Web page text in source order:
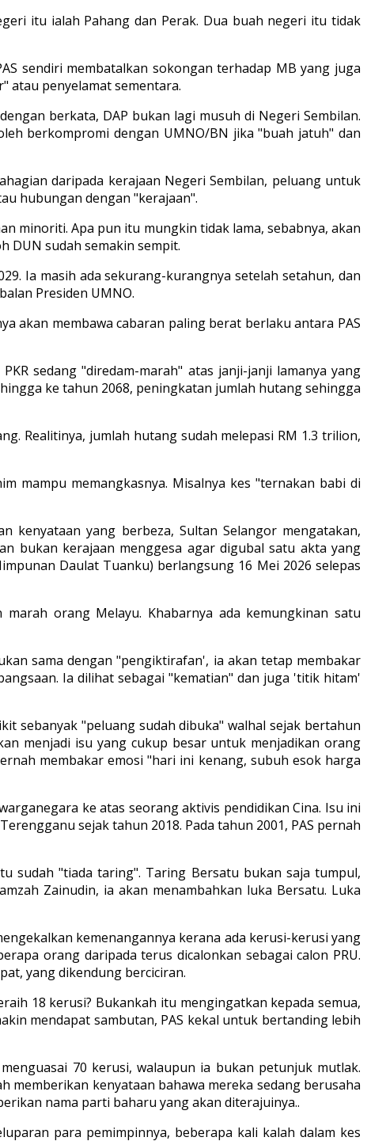
itu ialah Pahang dan Perak. Dua buah negeri itu tidak
sendiri membatalkan sokongan terhadap MB yang juga
atau penyelamat sementara.
berkata, DAP bukan lagi musuh di Negeri Sembilan.
berkompromi dengan UMNO/BN jika "buah jatuh" dan
daripada kerajaan Negeri Sembilan, peluang untuk
hubungan dengan "kerajaan".
minoriti. Apa pun itu mungkin tidak lama, sebabnya, akan
DUN sudah semakin sempit.
Ia masih ada sekurang-kurangnya setelah setahun, dan
Presiden UMNO.
akan membawa cabaran paling berat berlaku antara PAS
sedang "diredam-marah" atas janji-janji lamanya yang
ke tahun 2068, peningkatan jumlah hutang sehingga
Realitinya, jumlah hutang sudah melepasi RM 1.3 trilion,
mampu memangkasnya. Misalnya kes "ternakan babi di
kenyataan yang berbeza, Sultan Selangor mengatakan,
bukan kerajaan menggesa agar digubal satu akta yang
Daulat Tuanku) berlangsung 16 Mei 2026 selepas
orang Melayu. Khabarnya ada kemungkinan satu
sama dengan "pengiktirafan', ia akan tetap membakar
Ia dilihat sebagai "kematian" dan juga 'titik hitam'
sebanyak "peluang sudah dibuka" walhal sejak bertahun
menjadi isu yang cukup besar untuk menjadikan orang
membakar emosi "hari ini kenang, subuh esok harga
ke atas seorang aktivis pendidikan Cina. Isu ini
sejak tahun 2018. Pada tahun 2001, PAS pernah
sudah "tiada taring". Taring Bersatu bukan saja tumpul,
Zainudin, ia akan menambahkan luka Bersatu. Luka
kemenangannya kerana ada kerusi-kerusi yang
orang daripada terus dicalonkan sebagai calon PRU.
yang dikendung berciciran.
18 kerusi? Bukankah itu mengingatkan kepada semua,
mendapat sambutan, PAS kekal untuk bertanding lebih
70 kerusi, walaupun ia bukan petunjuk mutlak.
memberikan kenyataan bahawa mereka sedang berusaha
nama parti baharu yang akan diterajuinya..
para pemimpinnya, beberapa kali kalah dalam kes